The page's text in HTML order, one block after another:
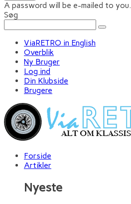
A password will be e-mailed to you.
Søg
ViaRETRO in English
Overblik
Ny Bruger
Log ind
Din Klubside
Brugere
Forside
Artikler
Nyeste